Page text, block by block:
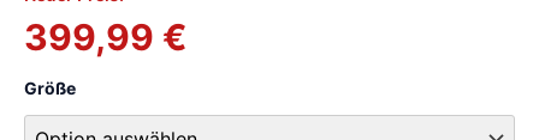
war:
399,99 €
ist:
Größe